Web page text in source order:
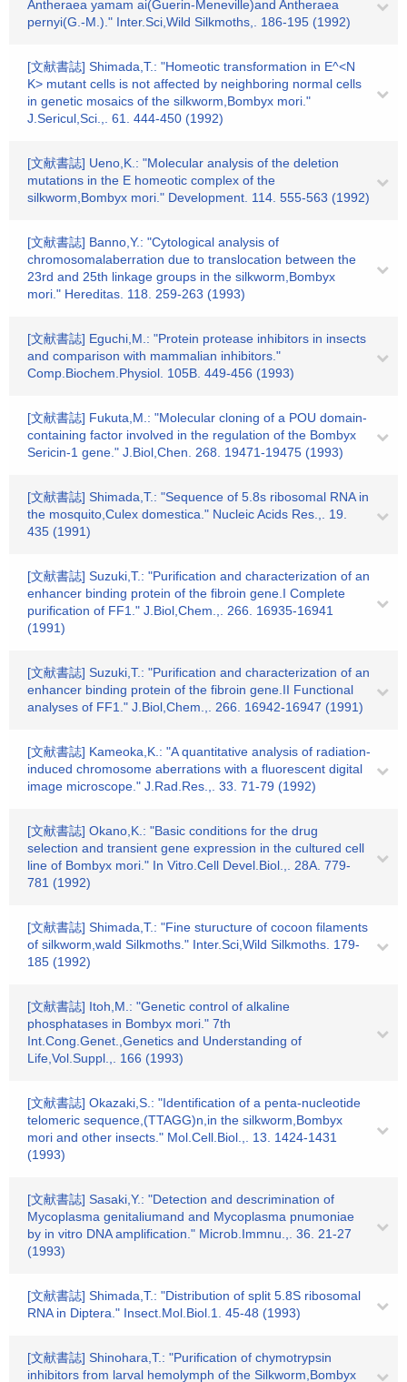
Antheraea yamam ai(Guerin-Meneville)and Antheraea
pernyi(G.-M.)." Inter.Sci,Wild Silkmoths,. 186-195 (1992)
[文献書誌] Shimada,T.: "Homeotic transformation in E^<N
K> mutant cells is not affected by neighboring normal cells
in genetic mosaics of the silkworm,Bombyx mori."
J.Sericul,Sci.,. 61. 444-450 (1992)
[文献書誌] Ueno,K.: "Molecular analysis of the deletion
mutations in the E homeotic complex of the
silkworm,Bombyx mori." Development. 114. 555-563 (1992)
[文献書誌] Banno,Y.: "Cytological analysis of
chromosomalaberration due to translocation between the
23rd and 25th linkage groups in the silkworm,Bombyx
mori." Hereditas. 118. 259-263 (1993)
[文献書誌] Eguchi,M.: "Protein protease inhibitors in insects
and comparison with mammalian inhibitors."
Comp.Biochem.Physiol. 105B. 449-456 (1993)
[文献書誌] Fukuta,M.: "Molecular cloning of a POU domain-
containing factor involved in the regulation of the Bombyx
Sericin-1 gene." J.Biol,Chen. 268. 19471-19475 (1993)
[文献書誌] Shimada,T.: "Sequence of 5.8s ribosomal RNA in
the mosquito,Culex domestica." Nucleic Acids Res.,. 19.
435 (1991)
[文献書誌] Suzuki,T.: "Purification and characterization of an
enhancer binding protein of the fibroin gene.I Complete
purification of FF1." J.Biol,Chem.,. 266. 16935-16941
(1991)
[文献書誌] Suzuki,T.: "Purification and characterization of an
enhancer binding protein of the fibroin gene.II Functional
analyses of FF1." J.Biol,Chem.,. 266. 16942-16947 (1991)
[文献書誌] Kameoka,K.: "A quantitative analysis of radiation-
induced chromosome aberrations with a fluorescent digital
image microscope." J.Rad.Res.,. 33. 71-79 (1992)
[文献書誌] Okano,K.: "Basic conditions for the drug
selection and transient gene expression in the cultured cell
line of Bombyx mori." In Vitro.Cell Devel.Biol.,. 28A. 779-
781 (1992)
[文献書誌] Shimada,T.: "Fine sturucture of cocoon filaments
of silkworm,wald Silkmoths." Inter.Sci,Wild Silkmoths. 179-
185 (1992)
[文献書誌] Itoh,M.: "Genetic control of alkaline
phosphatases in Bombyx mori." 7th
Int.Cong.Genet.,Genetics and Understanding of
Life,Vol.Suppl.,. 166 (1993)
[文献書誌] Okazaki,S.: "Identification of a penta-nucleotide
telomeric sequence,(TTAGG)n,in the silkworm,Bombyx
mori and other insects." Mol.Cell.Biol.,. 13. 1424-1431
(1993)
[文献書誌] Sasaki,Y.: "Detection and descrimination of
Mycoplasma genitaliumand and Mycoplasma pnumoniae
by in vitro DNA amplification." Microb.Immnu.,. 36. 21-27
(1993)
[文献書誌] Shimada,T.: "Distribution of split 5.8S ribosomal
RNA in Diptera." Insect.Mol.Biol.1. 45-48 (1993)
[文献書誌] Shinohara,T.: "Purification of chymotrypsin
inhibitors from larval hemolymph of the Silkworm,Bombyx